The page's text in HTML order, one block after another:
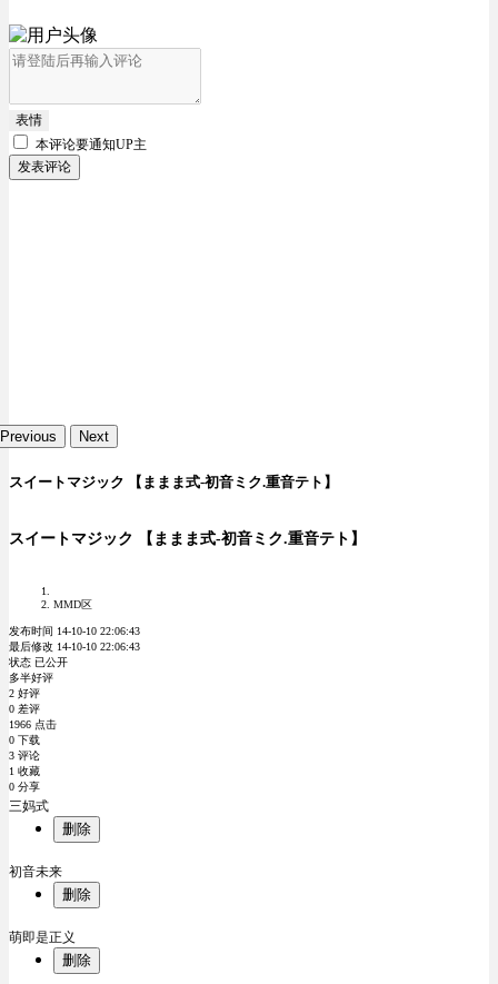
表情
本评论要通知UP主
发表评论
Previous Next
スイートマジック 【ままま式-初音ミク.重音テト】
スイートマジック 【ままま式-初音ミク.重音テト】
MMD区
发布时间 14-10-10 22:06:43
最后修改 14-10-10 22:06:43
状态 已公开
多半好评
2 好评
0 差评
1966 点击
0 下载
3 评论
1 收藏
0 分享
三妈式
删除
初音未来
删除
萌即是正义
删除